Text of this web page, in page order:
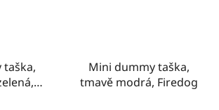
taška,
Mini dummy taška,
tmavě modrá, Firedog